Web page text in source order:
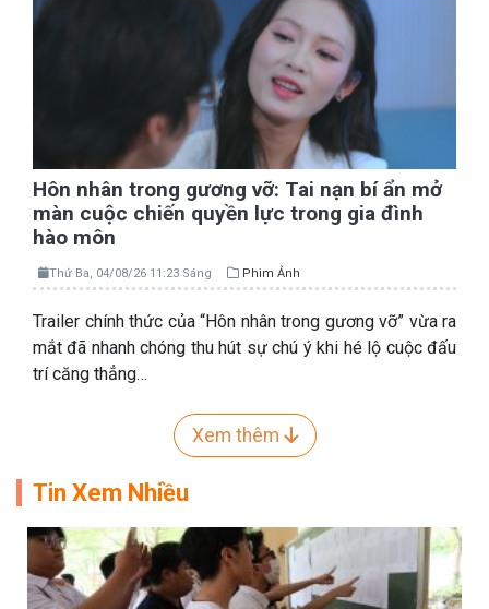
Hôn nhân trong gương vỡ: Tai nạn bí ẩn mở
màn cuộc chiến quyền lực trong gia đình
hào môn
Thứ Ba, 04/08/26 11:23 Sáng Phim Ảnh
Trailer chính thức của “Hôn nhân trong gương vỡ” vừa ra
mắt đã nhanh chóng thu hút sự chú ý khi hé lộ cuộc đấu
trí căng thẳng…
Xem thêm
Tin Xem Nhiều